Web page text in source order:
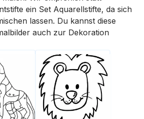
ein Set Aquarellstifte, da sich
lassen. Du kannst diese
auch zur Dekoration